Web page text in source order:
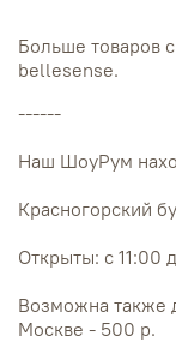
Больше товаров
bellesense.
------
Наш ШоуРум
Красногорский
Открыты: с 11:00
Возможна также
Москве - 500 р.